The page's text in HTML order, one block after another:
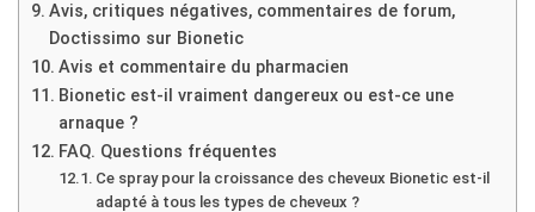
Avis, critiques négatives, commentaires de forum,
Doctissimo sur Bionetic
Avis et commentaire du pharmacien
Bionetic est-il vraiment dangereux ou est-ce une
arnaque ?
FAQ. Questions fréquentes
Ce spray pour la croissance des cheveux Bionetic est-il
adapté à tous les types de cheveux ?